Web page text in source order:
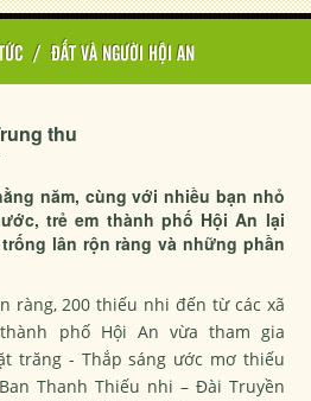
/ ĐẤT VÀ NGƯỜI HỘI AN
thu
năm, cùng với nhiều bạn nhỏ
trẻ em thành phố Hội An lại
lân rộn ràng và những phần
ràng, 200 thiếu nhi đến từ các xã
phố Hội An vừa tham gia
trăng - Thắp sáng ước mơ thiếu
Thanh Thiếu nhi – Đài Truyền